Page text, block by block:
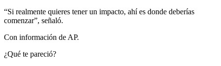
“Si realmente quieres tener un impacto, ahí es donde deberías
comenzar”, señaló.
Con información de AP.
¿Qué te pareció?